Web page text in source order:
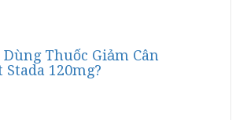
Dùng Thuốc Giảm Cân
120mg?